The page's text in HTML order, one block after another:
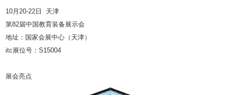
10月20-22日 天津
第82届中国教育装备展示会
地址：国家会展中心（天津）
itc展位号：S15004
展会亮点